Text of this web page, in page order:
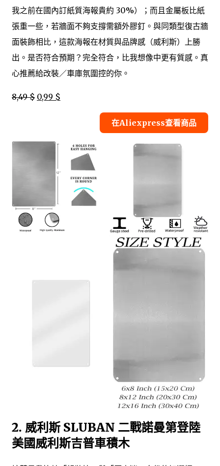
我之前在國內訂紙質海報貴約 30%）；而且金屬板比紙
張重一些，若牆面不夠支撐需額外膠釘。與同類型復古牆
面裝飾相比，這款海報在材質與品牌感（威利斯）上勝
出。是否符合預期？完全符合，比我想像中更有質感。真
心推薦給改裝／車庫氛圍控的你。
8,49 $ 0,99 $
在Aliexpress查看商品
2. 威利斯 SLUBAN 二戰諾曼第登陸
美國威利斯吉普車積木